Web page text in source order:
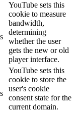
YouTube sets this
cookie to measure
bandwidth,
determining
whether the user
gets the new or old
player interface.
YouTube sets this
cookie to store the
user's cookie
consent state for the
current domain.